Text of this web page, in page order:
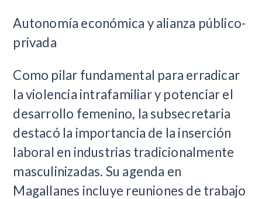
Autonomía económica y alianza público-
privada
Como pilar fundamental para erradicar
la violencia intrafamiliar y potenciar el
desarrollo femenino, la subsecretaria
destacó la importancia de la inserción
laboral en industrias tradicionalmente
masculinizadas. Su agenda en
Magallanes incluye reuniones de trabajo